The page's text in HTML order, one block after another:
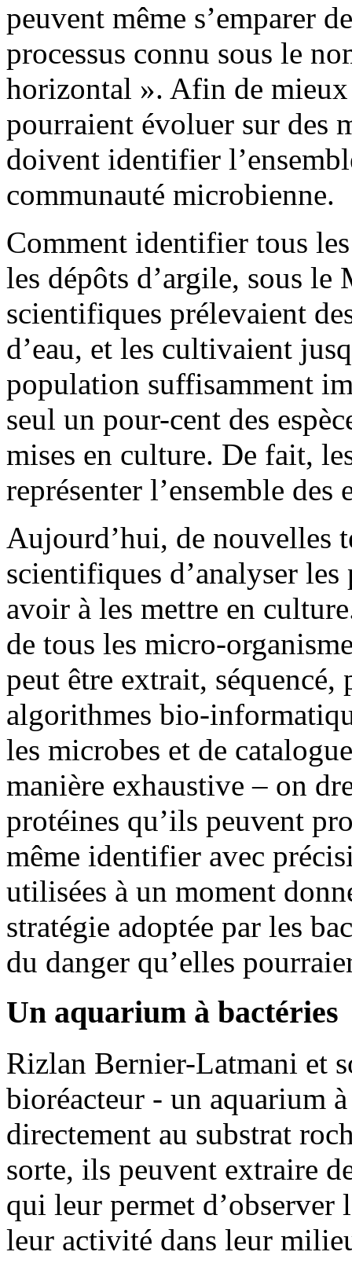
peuvent même s’emparer
processus connu sous le
horizontal ». Afin de mieux
pourraient évoluer sur des
doivent identifier
communauté microbienne.
Comment identifier tous
les dépôts d’argile, sous le
scientifiques prélevaient
d’eau, et les cultivaient
population suffisamment
seul un pour-cent des
mises en culture. De fait,
représenter l’ensemble des
Aujourd’hui, de nouvelles
scientifiques d’analyser
avoir à les mettre en
de tous les micro-
peut être extrait,
algorithmes bio-
les microbes et de
manière exhaustive – on
protéines qu’ils peuvent
même identifier avec
utilisées à un moment
stratégie adoptée par les
du danger qu’elles
Un aquarium à bactéries
Rizlan Bernier-Latmani et
bioréacteur - un aquarium
directement au substrat
sorte, ils peuvent extraire
qui leur permet d’observer
leur activité dans leur